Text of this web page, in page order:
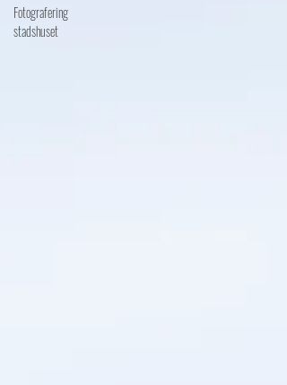
Fotografering
stadshuset